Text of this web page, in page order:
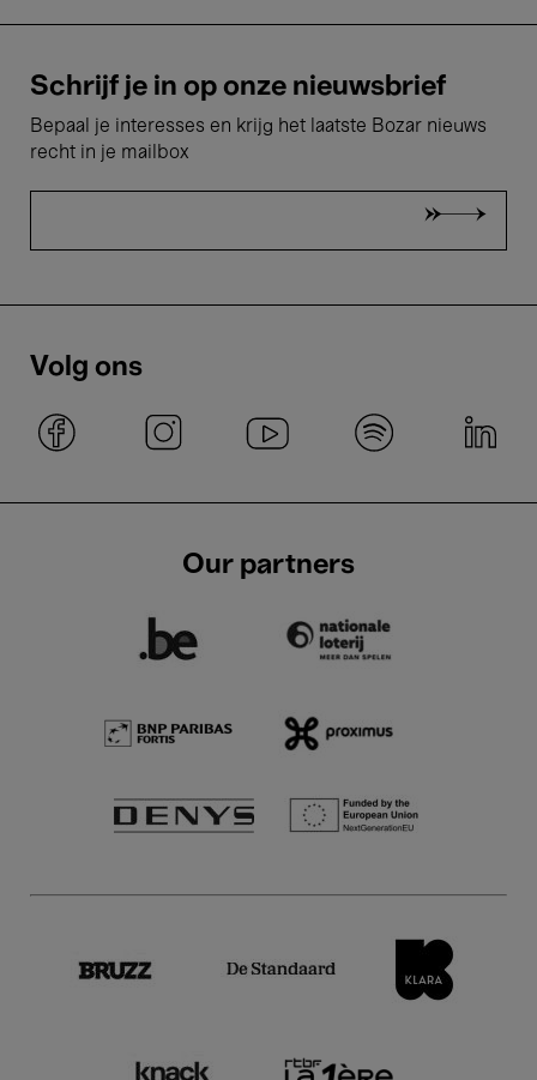
Schrijf je in op onze nieuwsbrief
Bepaal je interesses en krijg het laatste Bozar nieuws
recht in je mailbox
Volg ons
Our partners